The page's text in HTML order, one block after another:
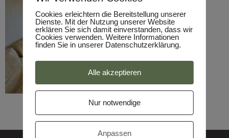
Cookies erleichtern die Bereitstellung unserer
Dienste. Mit der Nutzung unserer Website
erklären Sie sich damit einverstanden, dass wir
Cookies verwenden. Weitere Informationen
finden Sie in unserer Datenschutzerklärung.
Alle akzeptieren
Nur notwendige
Anpassen